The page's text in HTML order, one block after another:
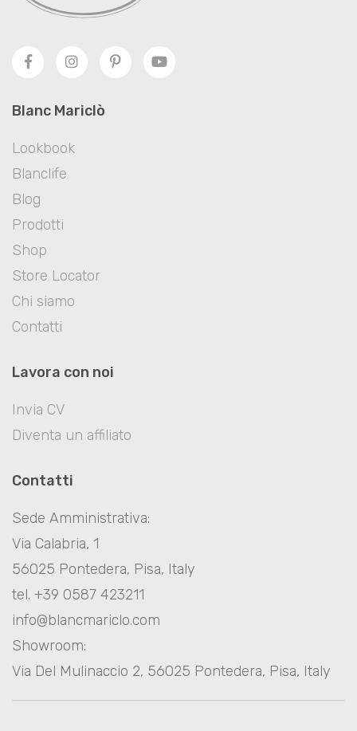
Blanc Mariclò
Lookbook
Blanclife
Blog
Prodotti
Shop
Store Locator
Chi siamo
Contatti
Lavora con noi
Invia CV
Diventa un affiliato
Contatti
Sede Amministrativa:
Via Calabria, 1
56025 Pontedera, Pisa, Italy
tel. +39 0587 423211
info@blancmariclo.com
Showroom:
Via Del Mulinaccio 2, 56025 Pontedera, Pisa, Italy